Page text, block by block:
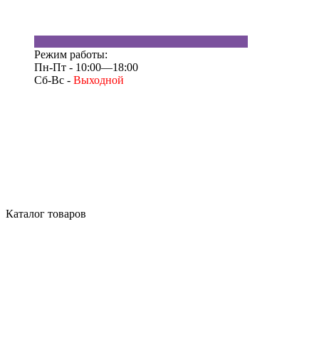
Режим работы:
Пн-Пт - 10:00—18:00
Сб-Вс - Выходной
Каталог товаров